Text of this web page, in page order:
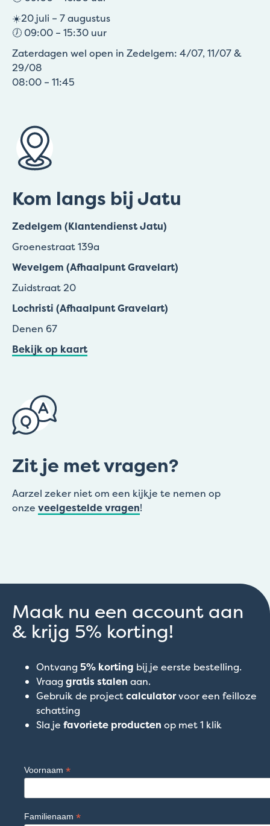
☀️20 juli – 7 augustus
🕖 09:00 – 15:30 uur
Zaterdagen wel open in Zedelgem: 4/07, 11/07 &
29/08
08:00 – 11:45
Kom langs bij Jatu
Zedelgem (Klantendienst Jatu)
Groenestraat 139a
Wevelgem (Afhaalpunt Gravelart)
Zuidstraat 20
Lochristi (Afhaalpunt Gravelart)
Denen 67
Bekijk op kaart
Zit je met vragen?
Aarzel zeker niet om een kijkje te nemen op
onze veelgestelde vragen!
Maak nu een account aan
& krijg 5% korting!
Ontvang 5% korting bij je eerste bestelling.
Vraag gratis stalen aan.
Gebruik de projectcalculatorvoor een feilloze
schatting
Sla je favoriete producten op met 1 klik
Voornaam *
Familienaam *